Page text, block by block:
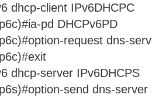
dhcp-client IPv6DHCPC
pd DHCPv6PD
request dns-
dhcp-server IPv6DHCPS
send dns-